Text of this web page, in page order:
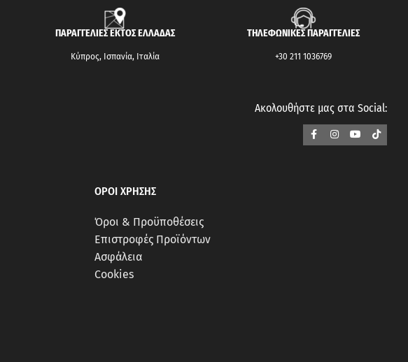
ΠΑΡΑΓΓΕΛΙΕΣ ΕΚΤΟΣ ΕΛΛΑΔΑΣ
Κύπρος, Ισπανία, Ιταλία
ΤΗΛΕΦΩΝΙΚΕΣ ΠΑΡΑΓΓΕΛΙΕΣ
+30 211 1036769
Ακολουθήστε μας στα Social:
ΟΡΟΙ ΧΡΗΣΗΣ
Όροι & Προϋποθέσεις
Επιστροφές Προϊόντων
Ασφάλεια
Cookies